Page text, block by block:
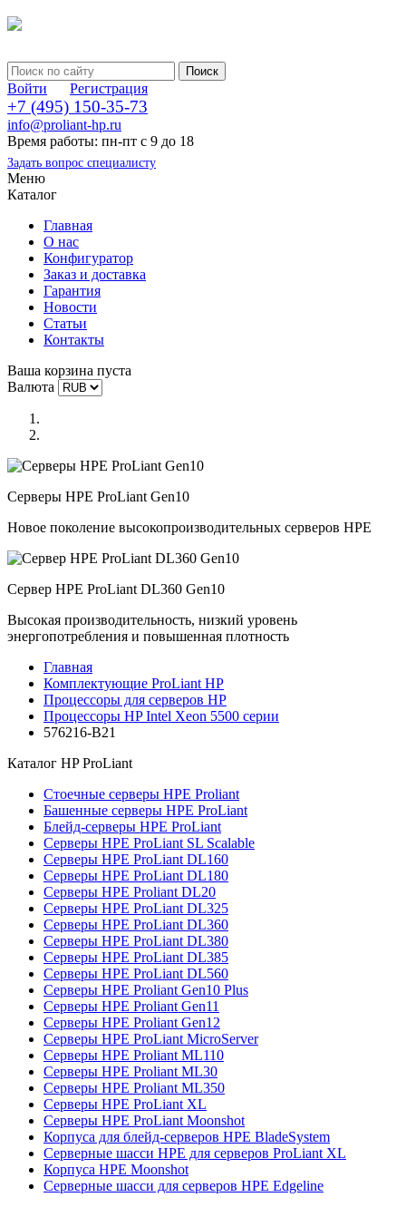
Войти Регистрация
+7 (495) 150-35-73
info@proliant-hp.ru
Время работы: пн-пт с 9 до 18
Задать вопрос специалисту
Меню
Каталог
Главная
О нас
Конфигуратор
Заказ и доставка
Гарантия
Новости
Статьи
Контакты
Ваша корзина пуста
Валюта
Серверы HPE ProLiant Gen10
Новое поколение высокопроизводительных серверов HPE
Сервер HPE ProLiant DL360 Gen10
Высокая производительность, низкий уровень
энергопотребления и повышенная плотность
Главная
Комплектующие ProLiant HP
Процессоры для серверов HP
Процессоры HP Intel Xeon 5500 серии
576216-B21
Каталог HP ProLiant
Стоечные серверы HPE Proliant
Башенные серверы HPE ProLiant
Блейд-серверы HPE ProLiant
Серверы HPE ProLiant SL Scalable
Серверы HPE ProLiant DL160
Серверы HPE ProLiant DL180
Серверы HPE Proliant DL20
Серверы HPE ProLiant DL325
Серверы HPE ProLiant DL360
Серверы HPE ProLiant DL380
Серверы HPE ProLiant DL385
Серверы HPE ProLiant DL560
Серверы HPE Proliant Gen10 Plus
Серверы HPE Proliant Gen11
Серверы HPE Proliant Gen12
Серверы HPE ProLiant MicroServer
Серверы HPE Proliant ML110
Серверы HPE Proliant ML30
Серверы HPE Proliant ML350
Серверы HPE ProLiant XL
Серверы HPE ProLiant Moonshot
Корпуса для блейд-серверов HPE BladeSystem
Серверные шасси HPE для серверов ProLiant XL
Корпуса HPE Moonshot
Серверные шасси для серверов HPE Edgeline